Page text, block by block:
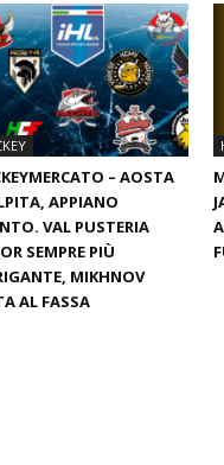
– AOSTA
APPIANO
VAL PUSTERIA
SEMPRE PIÙ
MIKHNOV
AL FASSA